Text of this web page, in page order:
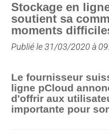
Stockage en
soutient sa
moments
Publié le 31/03/2020 à
Le fournisseur
ligne pCloud
d'offrir aux
importante pour